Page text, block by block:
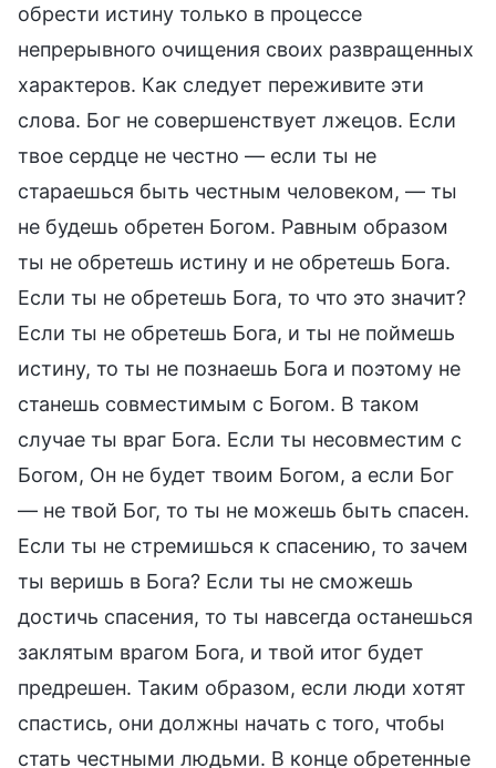
обрести истину только в процессе
непрерывного очищения своих развращенных
характеров. Как следует переживите эти
слова. Бог не совершенствует лжецов. Если
твое сердце не честно — если ты не
стараешься быть честным человеком, — ты
не будешь обретен Богом. Равным образом
ты не обретешь истину и не обретешь Бога.
Если ты не обретешь Бога, то что это значит?
Если ты не обретешь Бога, и ты не поймешь
истину, то ты не познаешь Бога и поэтому не
станешь совместимым с Богом. В таком
случае ты враг Бога. Если ты несовместим с
Богом, Он не будет твоим Богом, а если Бог
— не твой Бог, то ты не можешь быть спасен.
Если ты не стремишься к спасению, то зачем
ты веришь в Бога? Если ты не сможешь
достичь спасения, то ты навсегда останешься
заклятым врагом Бога, и твой итог будет
предрешен. Таким образом, если люди хотят
спастись, они должны начать с того, чтобы
стать честными людьми. В конце обретенные